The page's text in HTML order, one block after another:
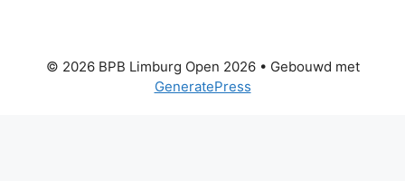
© 2026 BPB Limburg Open 2026• Gebouwd met
GeneratePress